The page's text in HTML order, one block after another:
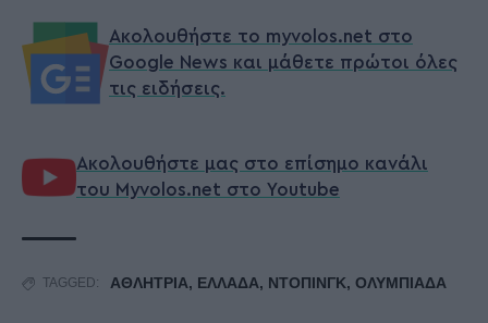
Ακολουθήστε το myvolos.net στο
Google News και μάθετε πρώτοι όλες
τις ειδήσεις.
Ακολουθήστε μας στο επίσημο κανάλι
του Myvolos.net στο Youtube
TAGGED: ΑΘΛΗΤΡΙΑ, ΕΛΛΑΔΑ, ΝΤΟΠΙΝΓΚ, ΟΛΥΜΠΙΑΔΑ